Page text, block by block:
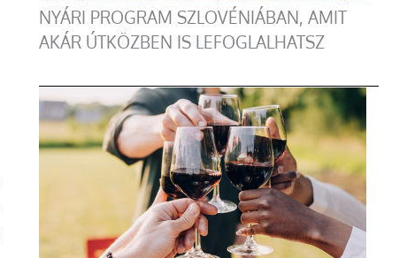
NYÁRI PROGRAM SZLOVÉNIÁBAN, AMIT
AKÁR ÚTKÖZBEN IS LEFOGLALHATSZ